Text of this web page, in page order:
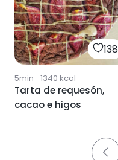
138
5min · 1340 kcal
Tarta de requesón,
cacao e higos